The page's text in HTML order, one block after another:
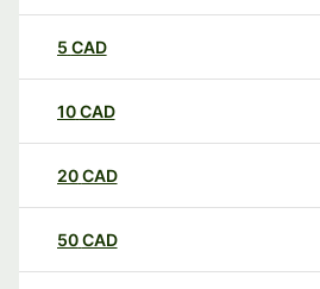
5 CAD
10CAD
20CAD
50CAD